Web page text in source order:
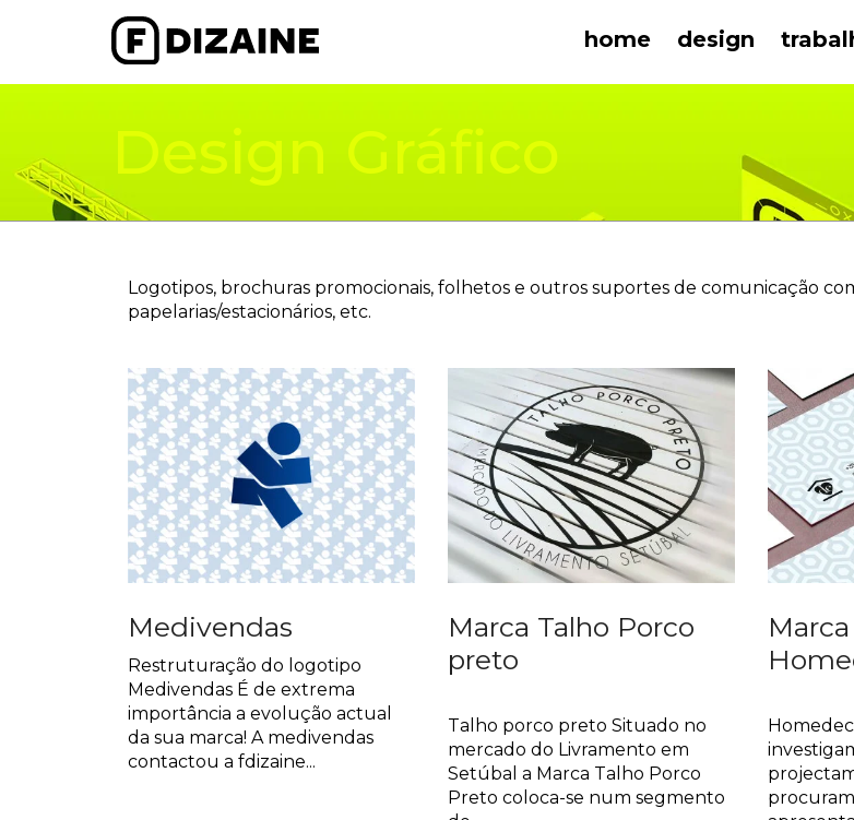
home design
Design Gráfico
Logotipos, brochuras promocionais, folhetos e outros suportes de comunicação
papelarias/estacionários, etc.
Medivendas
Restruturação do logotipo
Medivendas É de extrema
importância a evolução actual
da sua marca! A medivendas
contactou a fdizaine...
Marca Talho Porco
preto
Talho porco preto Situado no
mercado do Livramento em
Setúbal a Marca Talho Porco
Preto coloca-se num segmento
Marca